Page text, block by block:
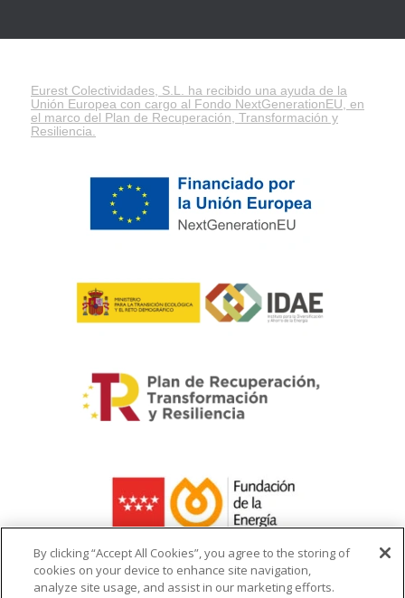
Eurest Colectividades, S.L. ha recibido una ayuda de la
Unión Europea con cargo al Fondo NextGenerationEU, en
el marco del Plan de Recuperación, Transformación y
Resiliencia
La ayuda recibida se destina a la
By clicking “Accept All Cookies”, you agree to the storing of
cookies on your device to enhance site navigation,
analyze site usage, and assist in our marketing efforts.